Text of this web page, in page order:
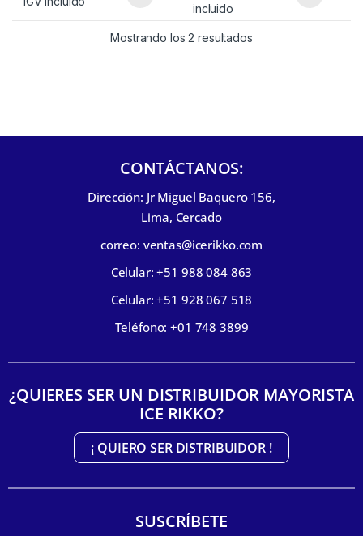
incluido
Mostrando los 2 resultados
CONTÁCTANOS:
Dirección: Jr Miguel Baquero 156,
Lima, Cercado
correo: ventas@icerikko.com
Celular: +51 988 084 863
Celular: +51 928 067 518
Teléfono: +01 748 3899
¿QUIERES SER UN DISTRIBUIDOR MAYORISTA
ICE RIKKO?
¡ QUIERO SER DISTRIBUIDOR !
SUSCRÍBETE